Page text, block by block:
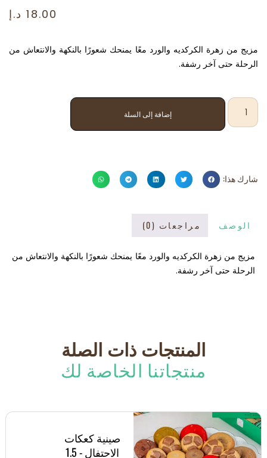
18.00 د.إ
مزيج من زهرة الكركديه والورد معًا يمنحك شعورًا بالنكهة والانتعاش من
الرحلة حتى آخر رشفة.
إضافة إلى السلة
شارك هذا:
الوصف مراجعات (0)
مزيج من زهرة الكركديه والورد معًا يمنحك شعورًا بالنكهة والانتعاش من
الرحلة حتى آخر رشفة.
المنتجات ذات الصلة
منتجاتنا الخاصة لك
صينية كعكات
الاحتفال - 1.5